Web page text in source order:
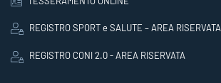
REGISTRO SPORT e SALUTE – AREA RISERVATA
REGISTRO CONI 2.0 - AREA RISERVATA